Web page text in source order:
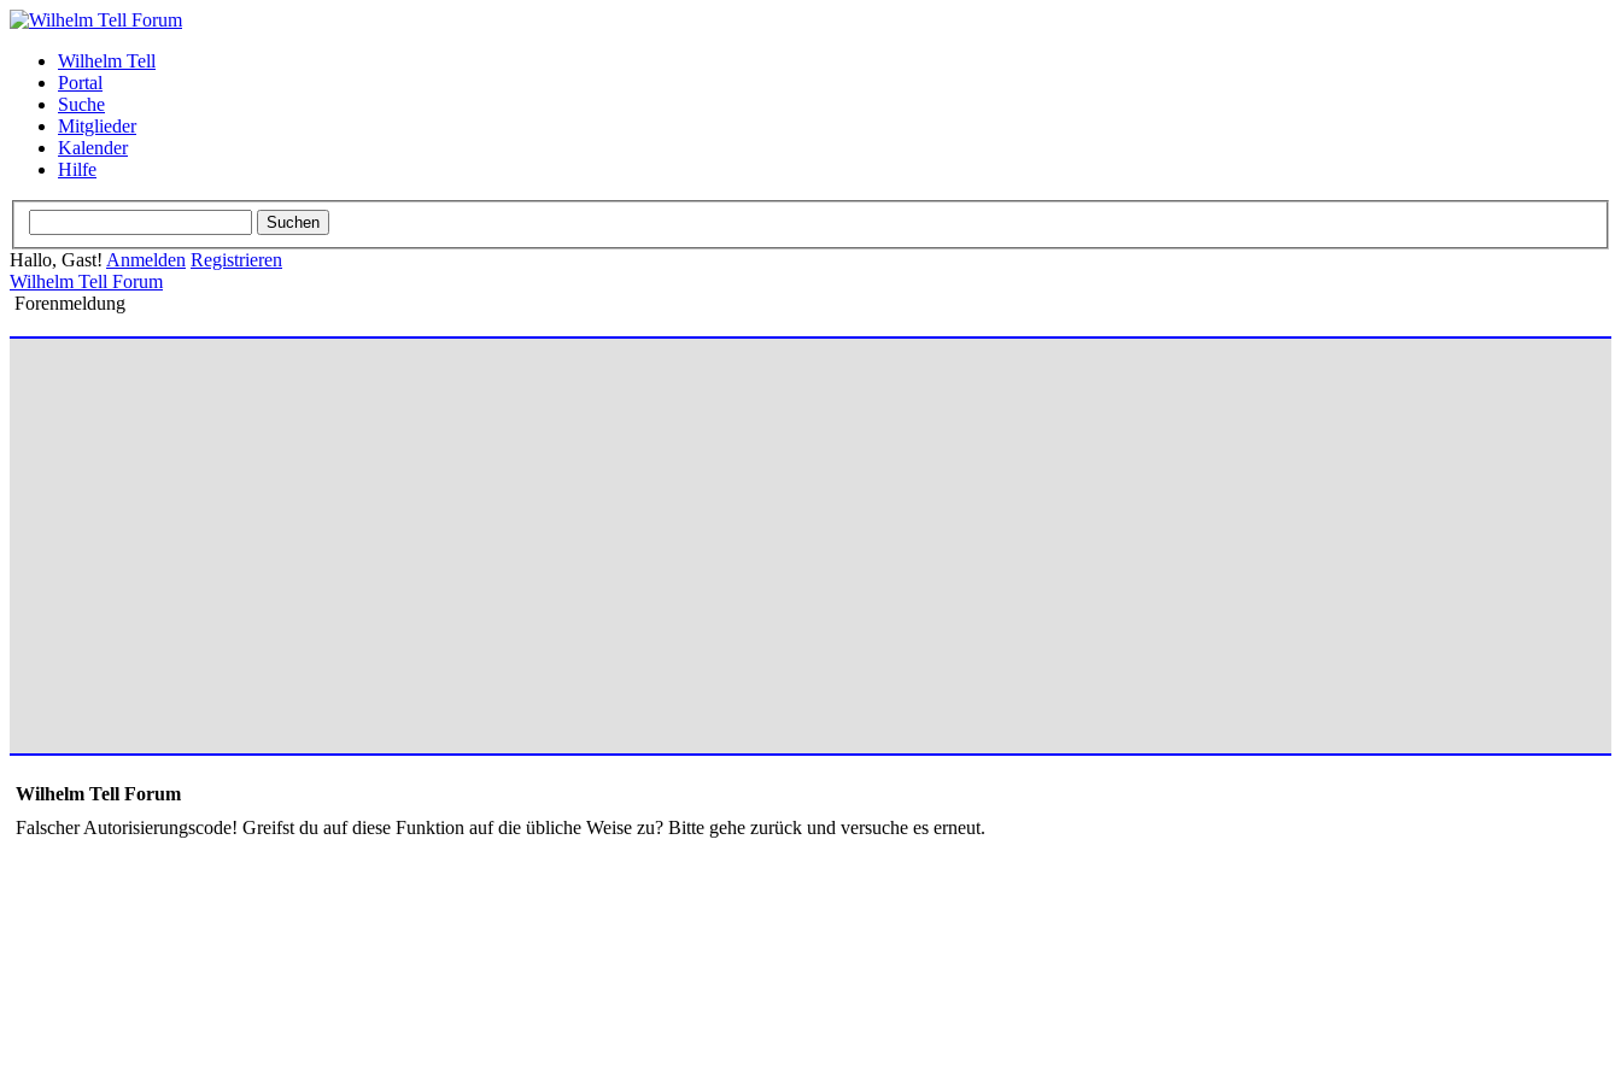
Wilhelm Tell
Portal
Suche
Mitglieder
Kalender
Hilfe
Hallo, Gast! Anmelden Registrieren
Wilhelm Tell Forum
Forenmeldung
Wilhelm Tell Forum
Falscher Autorisierungscode! Greifst du auf diese Funktion auf die übliche Weise zu? Bitte gehe zurück und versuche es erneut.